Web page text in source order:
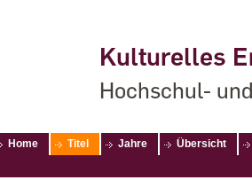
Kulturelles
Hochschul-
Home Titel Jahre Übersicht